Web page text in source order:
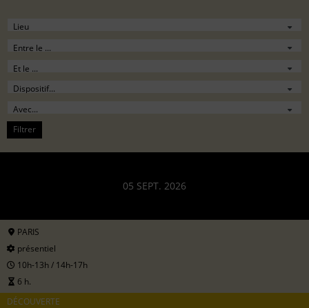
Filtrer
05 SEPT. 2026
PARIS
présentiel
10h-13h / 14h-17h
6 h.
DÉCOUVERTE